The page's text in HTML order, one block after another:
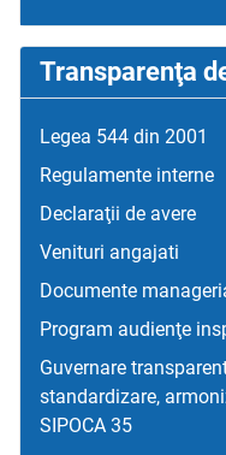
Transparenţa
Legea 544 din 2001
Regulamente interne
Declaraţii de avere
Venituri angajati
Documente
Program audienţe
Guvernare
standardizare,
SIPOCA 35